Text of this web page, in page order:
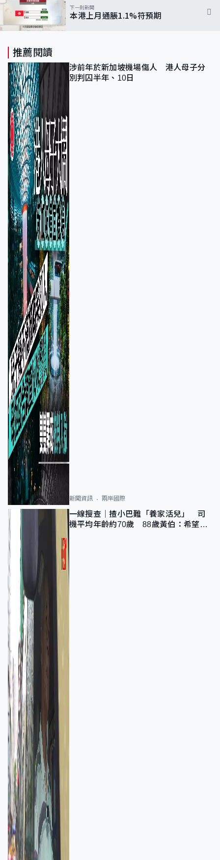
下一則新聞
本港上月通脹1.1%符預期
推薦閱讀
涉前年於新加坡機場傷人 港人母子分
別判囚半年、10日
新聞資訊 兩岸國際
一線搜查｜揸小巴難「養家活兒」 司
機平均年齡約70歲 88歲黃伯：希望一